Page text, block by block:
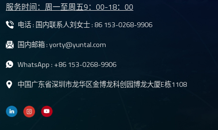
服务时间：周一至周五9：00-18：00
电话 : 国内联系人刘女士 :86 153-0268-9906
国内邮箱 :yorty@yuntal.com
WhatsApp : +86 153-0268-9906
中国广东省深圳市龙华区金博龙科创园博龙大厦E栋1108